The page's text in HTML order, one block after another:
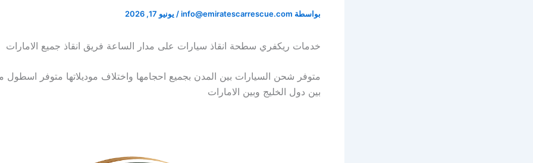
بواسطة info@emiratescarrescue.com
/ يونيو 17, 2026
خدمات ريكفري سطحة انقاذ سيارات على مدار الساعة فريق انقاذ جميع الامارات
متوفر شحن السيارات بين المدن بجميع احجامها واختلاف موديلاتها متوفر
بين دول الخليج وبين الامارات